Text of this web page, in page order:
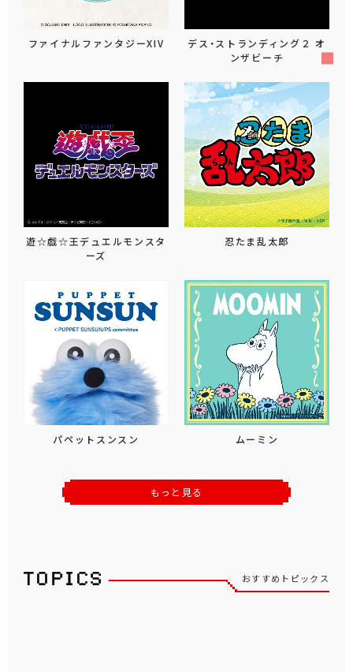
ファイナルファンタジーXIV
デス・ストランディング２ オ
ンザビーチ
遊☆戯☆王デュエルモンスタ
ーズ
忍たま乱太郎
パペットスンスン ムーミン
もっと見る
おすすめトピックス